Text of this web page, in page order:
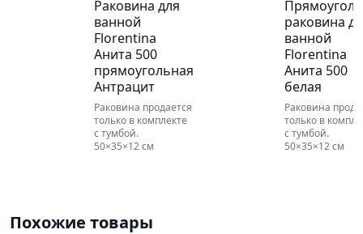
Раковина для
ванной
Florentina
Анита 500
прямоугольная
Антрацит
Раковина продается
только в комплекте
с тумбой.
50×35×12 см
раковина
ванной
Florentina
Анита 500
белая
Раковина
только в
с тумбой.
50×35×12 см
Похожие товары